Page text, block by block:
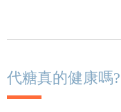
代糖真的健康嗎